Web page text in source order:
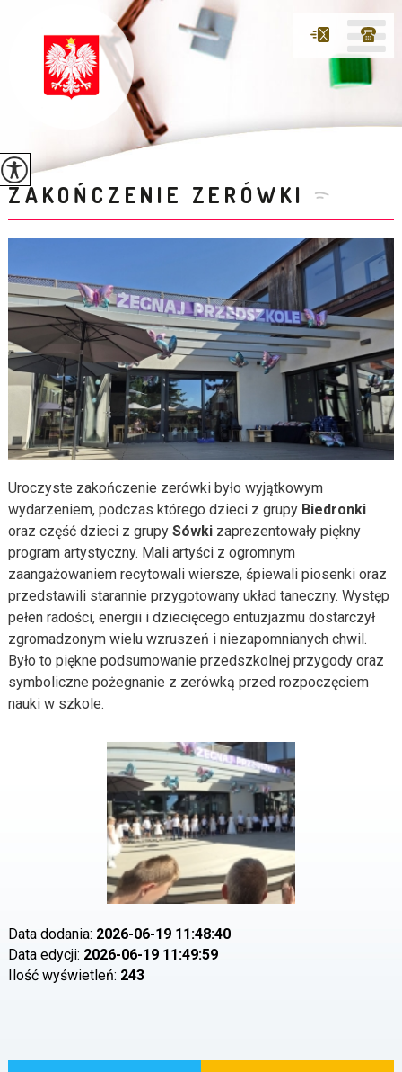
ZAKOŃCZENIE ZERÓWKI
Uroczyste zakończenie zerówki było wyjątkowym
wydarzeniem, podczas którego dzieci z grupy Biedronki
oraz część dzieci z grupy Sówkizaprezentowały piękny
program artystyczny. Mali artyści z ogromnym
zaangażowaniem recytowali wiersze, śpiewali piosenki oraz
przedstawili starannie przygotowany układ taneczny. Występ
pełen radości, energii i dziecięcego entuzjazmu dostarczył
zgromadzonym wielu wzruszeń i niezapomnianych chwil.
Było to piękne podsumowanie przedszkolnej przygody oraz
symboliczne pożegnanie z zerówką przed rozpoczęciem
nauki w szkole.
Data dodania: 2026-06-19 11:48:40
Data edycji: 2026-06-19 11:49:59
Ilość wyświetleń: 243